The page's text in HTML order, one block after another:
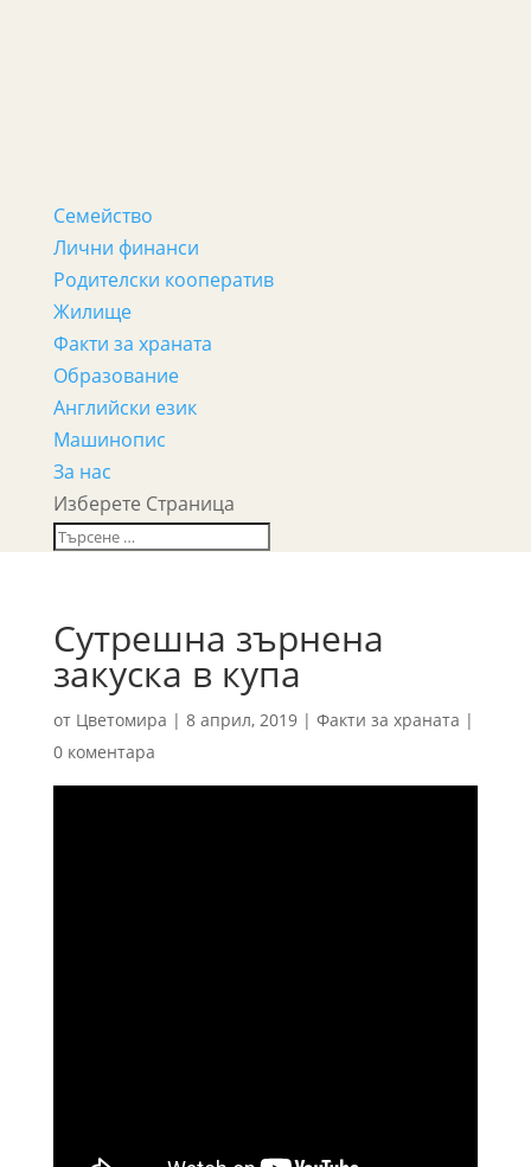
Семейство
Лични финанси
Родителски кооператив
Жилище
Факти за храната
Образование
Английски език
Машинопис
За нас
Изберете Страница
Сутрешна зърнена
закуска в купа
от Цветомира | 8 април, 2019| Факти за храната |
0 коментара